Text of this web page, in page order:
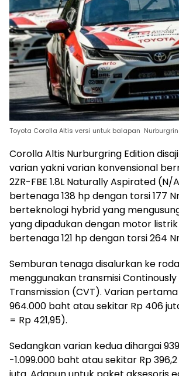
Toyota Corolla Altis versi untuk balapan
Corolla Altis Nurburgring Edition
varian yakni varian konvensional
2ZR-FBE 1.8L Naturally Aspirated (N/
bertenaga 138 hp dengan torsi 177
berteknologi hybrid yang
yang dipadukan dengan motor
bertenaga 121 hp dengan torsi 264
Semburan tenaga disalurkan ke
menggunakan transmisi
Transmission (CVT). Varian
964.000 baht atau sekitar Rp 406
= Rp 421,95).
Sedangkan varian kedua dihargai
-1.099.000 baht atau sekitar Rp